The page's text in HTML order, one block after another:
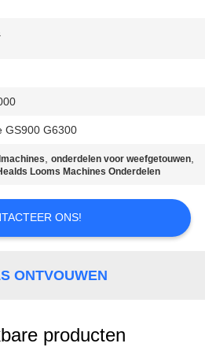
GS900 G6300
,onderdelen voor weefgetouwen,
Looms Machines Onderdelen
ONS!
ONTVOUWEN
producten